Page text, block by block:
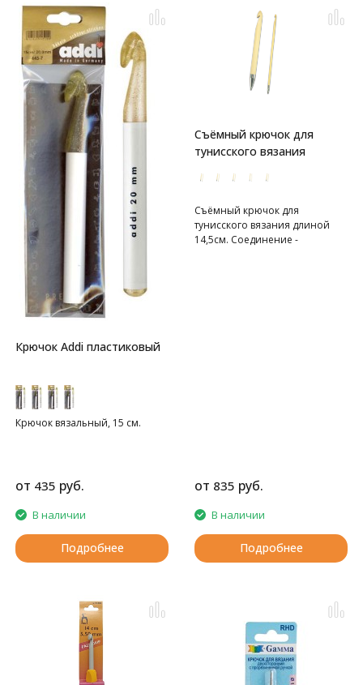
Крючок Addi пластиковый
Крючок вязальный, 15 см.
от 435 руб.
В наличии
Подробнее
Съёмный крючок для
тунисского вязания
Съёмный крючок для
тунисского вязания длиной
14,5см. Соединение -
от 835 руб.
В наличии
Подробнее